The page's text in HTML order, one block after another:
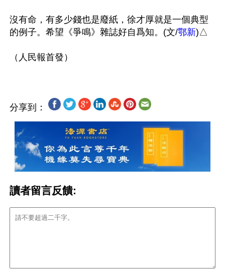
沒有命，有多少錢也是廢紙，徐才厚就是一個典型
的例子。希望《爭鳴》雜誌好自爲知。(文/鄂新)△
分享到：
讀者留言反饋: